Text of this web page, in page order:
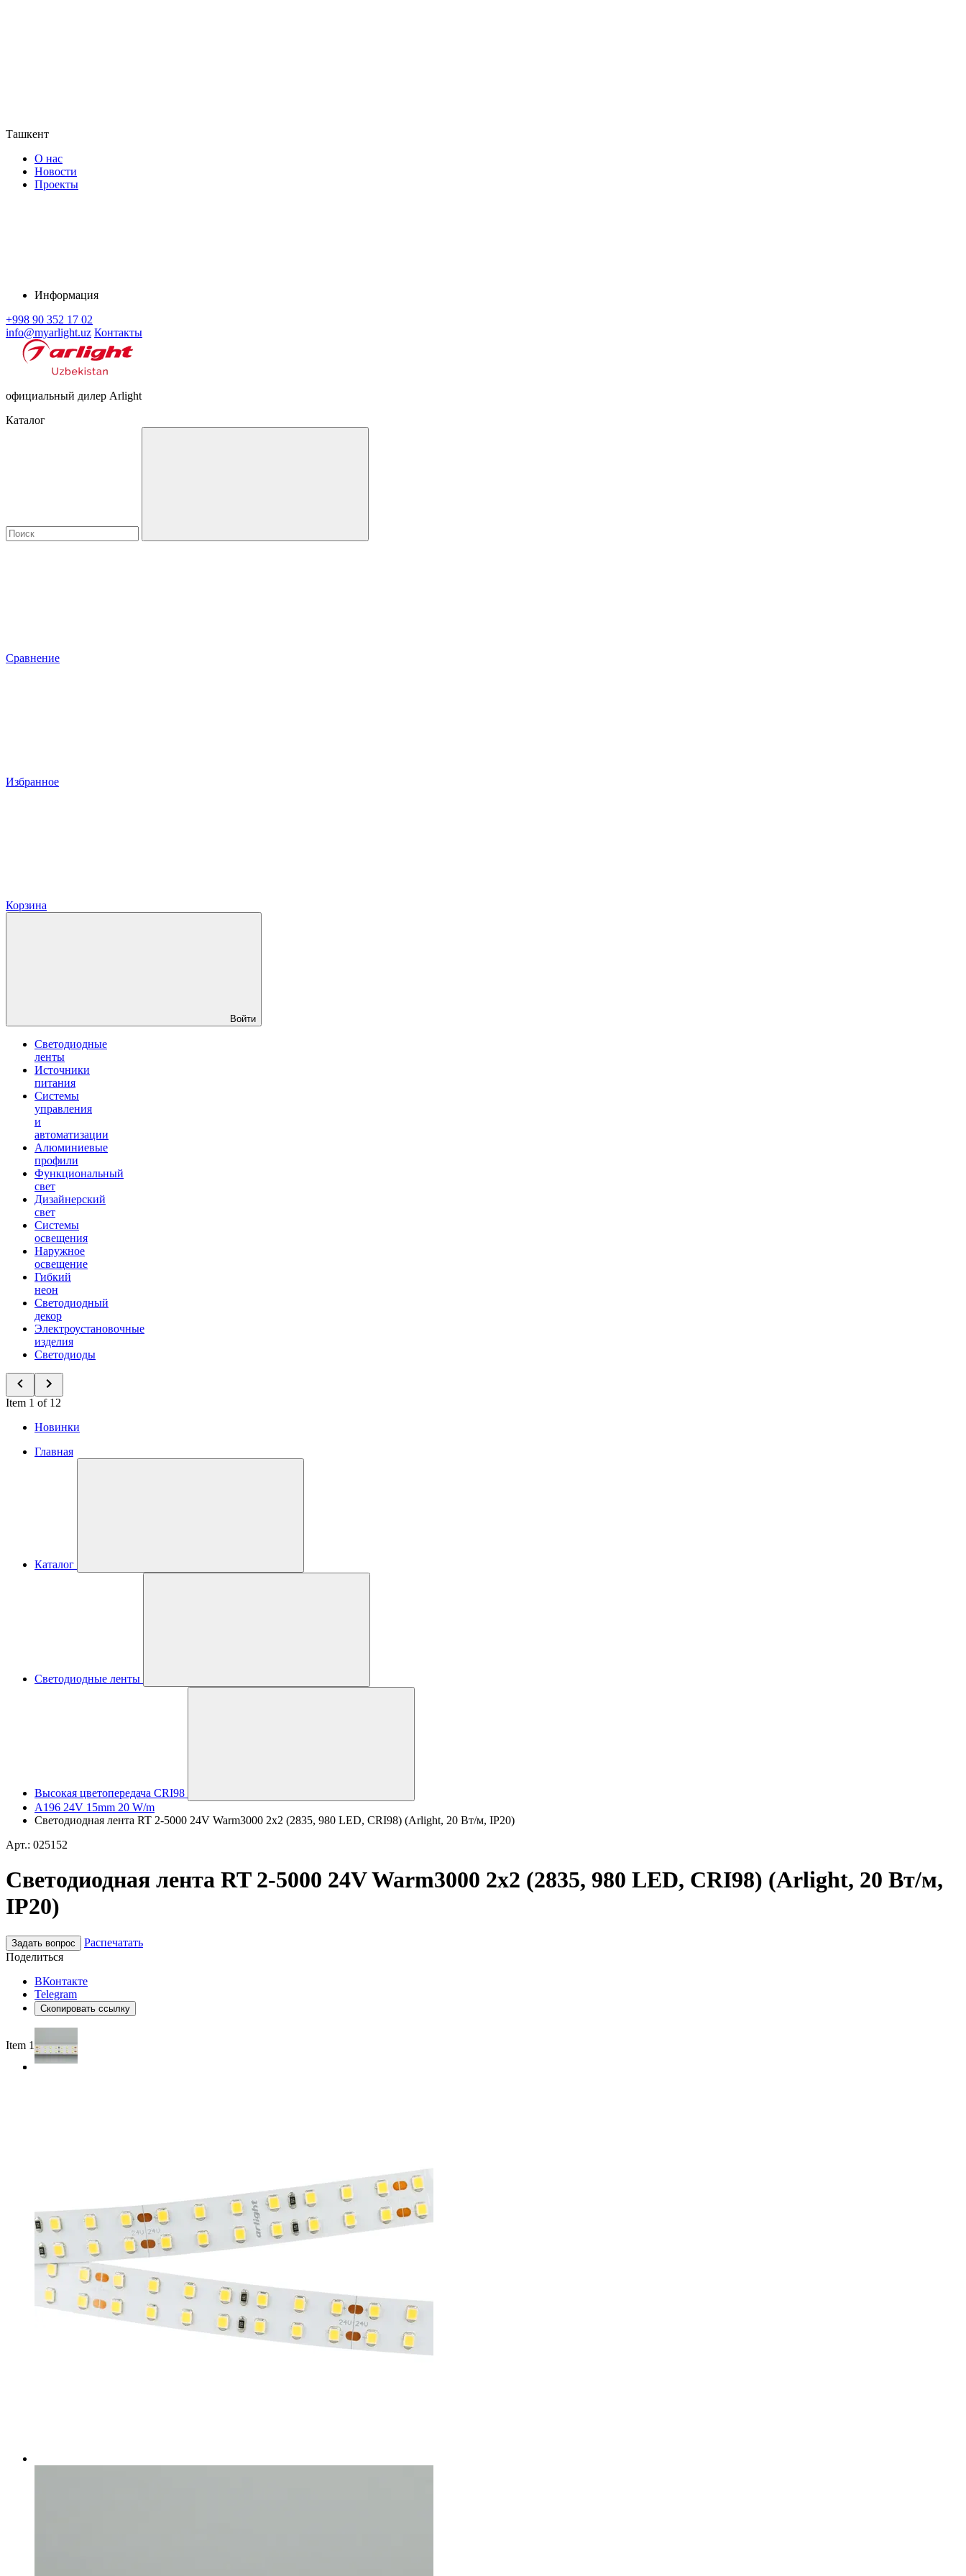
Ташкент
О нас
Новости
Проекты
Информация
+998 90 352 17 02
info@myarlight.uz Контакты
официальный дилер Arlight
Каталог
Сравнение
Избранное
Корзина
Войти
Светодиодные
ленты
Источники
питания
Системы
управления
и
автоматизации
Алюминиевые
профили
Функциональный
свет
Дизайнерский
свет
Системы
освещения
Наружное
освещение
Гибкий
неон
Светодиодный
декор
Электроустановочные
изделия
Светодиоды
Item 1 of 12
Новинки
Главная
Каталог
Светодиодные ленты
Высокая цветопередача CRI98
A196 24V 15mm 20 W/m
Светодиодная лента RT 2-5000 24V Warm3000 2x2 (2835, 980 LED, CRI98) (Arlight, 20 Вт/м, IP20)
Арт.: 025152
Светодиодная лента RT 2-5000 24V Warm3000 2x2 (2835, 980 LED, CRI98) (Arlight, 20 Вт/м,
IP20)
Задать вопрос
Распечатать
Поделиться
ВКонтакте
Telegram
Скопировать ссылку
Item 1 of 2